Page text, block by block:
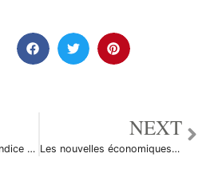
Fiche technique sur l’indice PMI Ivey du Canada
NEXT
Les nouvelles économiques du 7 juillet 2011 – Spécial dégradation du Portugal